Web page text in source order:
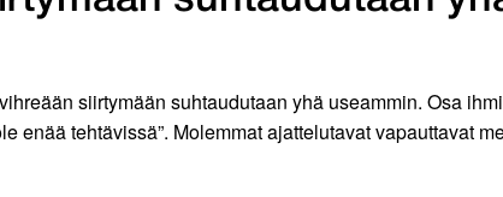
siirtymään suhtaudutaan yhä useammin. Osa
enää tehtävissä”. Molemmat ajattelutavat vapauttavat